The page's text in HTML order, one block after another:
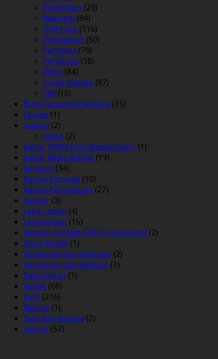
Kesehatan (29)
Nasional (84)
Olahraga (116)
Pendidikan (50)
Peristiwa (79)
Pertanian (18)
Religi (84)
Sosial Budaya (87)
TNI (15)
Bumi Tuntung Pandang (15)
Fesyen (1)
Gallery (2)
Video (2)
Kabar DPRD Kota Banjarmasin (1)
Kabar Wakil Rakyat (19)
Kampus (34)
Kiprah Pemuda (10)
Kiprah Perempuan (27)
Kuliner (3)
Laka Lantas (4)
Lingkungan (15)
Momen 5 Rajab 1447 H Sekumpul (2)
Opini Publik (1)
Perikanan dan Kelautan (2)
Perikanan dan Nelayan (1)
Peternakan (1)
Politik (68)
Polri (216)
Rescue (1)
Seni dan Budaya (2)
Umum (57)